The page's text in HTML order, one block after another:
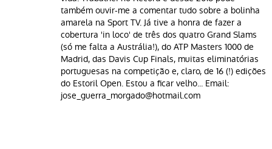
também ouvir-me a comentar tudo sobre a bolinha
amarela na Sport TV. Já tive a honra de fazer a
cobertura 'in loco' de três dos quatro Grand Slams
(só me falta a Austrália!), do ATP Masters 1000 de
Madrid, das Davis Cup Finals, muitas eliminatórias
portuguesas na competição e, claro, de 16 (!) edições
do Estoril Open. Estou a ficar velho... Email:
jose_guerra_morgado@hotmail.com